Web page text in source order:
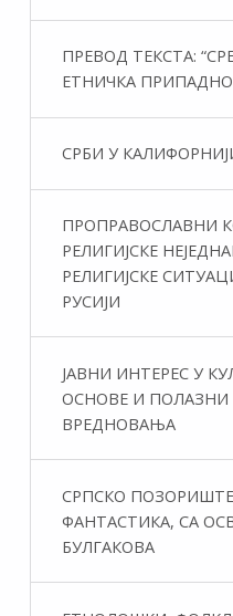
ПРЕВОД ТЕКСТА:
ЕТНИЧКА
СРБИ У
ПРОПРАВОСЛАВНИ
РЕЛИГИЈСКЕ
РЕЛИГИЈСКЕ
РУСИЈИ
ЈАВНИ ИНТЕРЕС У
ОСНОВЕ И ПОЛАЗНИ
ВРЕДНОВАЊА
СРПСКО
ФАНТАСТИКA, СА
БУЛГАКОВА